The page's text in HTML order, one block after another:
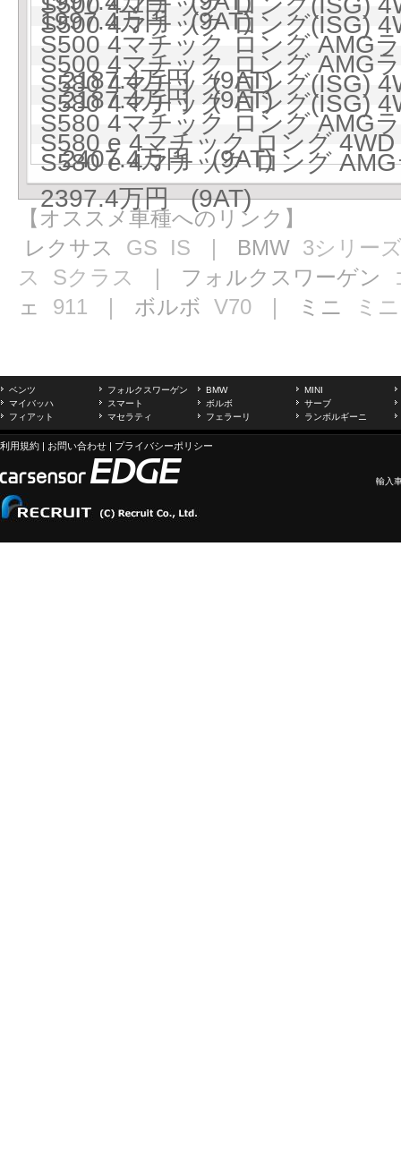
1997.4万円 (9AT)
S500 4マチック ロング(ISG)
S500 4マチック ロング AMG
2187.4万円 (9AT)
S500 4マチック ロング AMG
2187.4万円 (9AT)
S580 4マチック ロング(ISG)
S580 4マチック ロング(ISG)
S580 4マチック ロング AMG
2407.4万円 (9AT)
S580 e 4マチック ロング
S580 e 4マチック ロング
2397.4万円 (9AT)
【オススメ車種へのリンク】
レクサス GS IS ｜ BMW 3シリー
ス
Sクラス ｜ フォルクスワーゲン
ェ 911 ｜ ボルボ V70 ｜ ミニ ミニ
ベンツ フォルクスワーゲン BMW
MINI
マイバッハ
スマート ボルボ
サーブ
フィアット
マセラティ フェラーリ ランボルギーニ
利用規約 | お問い合わせ | プライバシーポリシー
輸入